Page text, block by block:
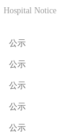
Hospital Notice
公示
公示
公示
公示
公示